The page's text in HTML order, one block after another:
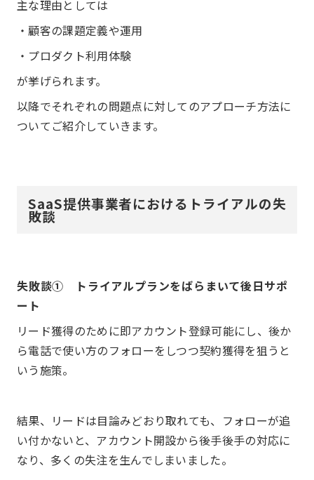
主な理由としては
・顧客の課題定義や運用
・プロダクト利用体験
が挙げられます。
以降でそれぞれの問題点に対してのアプローチ方法に
ついてご紹介していきます。
SaaS提供事業者におけるトライアルの失
敗談
失敗談① トライアルプランをばらまいて後日サポ
ート
リード獲得のために即アカウント登録可能にし、後か
ら電話で使い方のフォローをしつつ契約獲得を狙うと
いう施策。
結果、リードは目論みどおり取れても、フォローが追
い付かないと、アカウント開設から後手後手の対応に
なり、多くの失注を生んでしまいました。